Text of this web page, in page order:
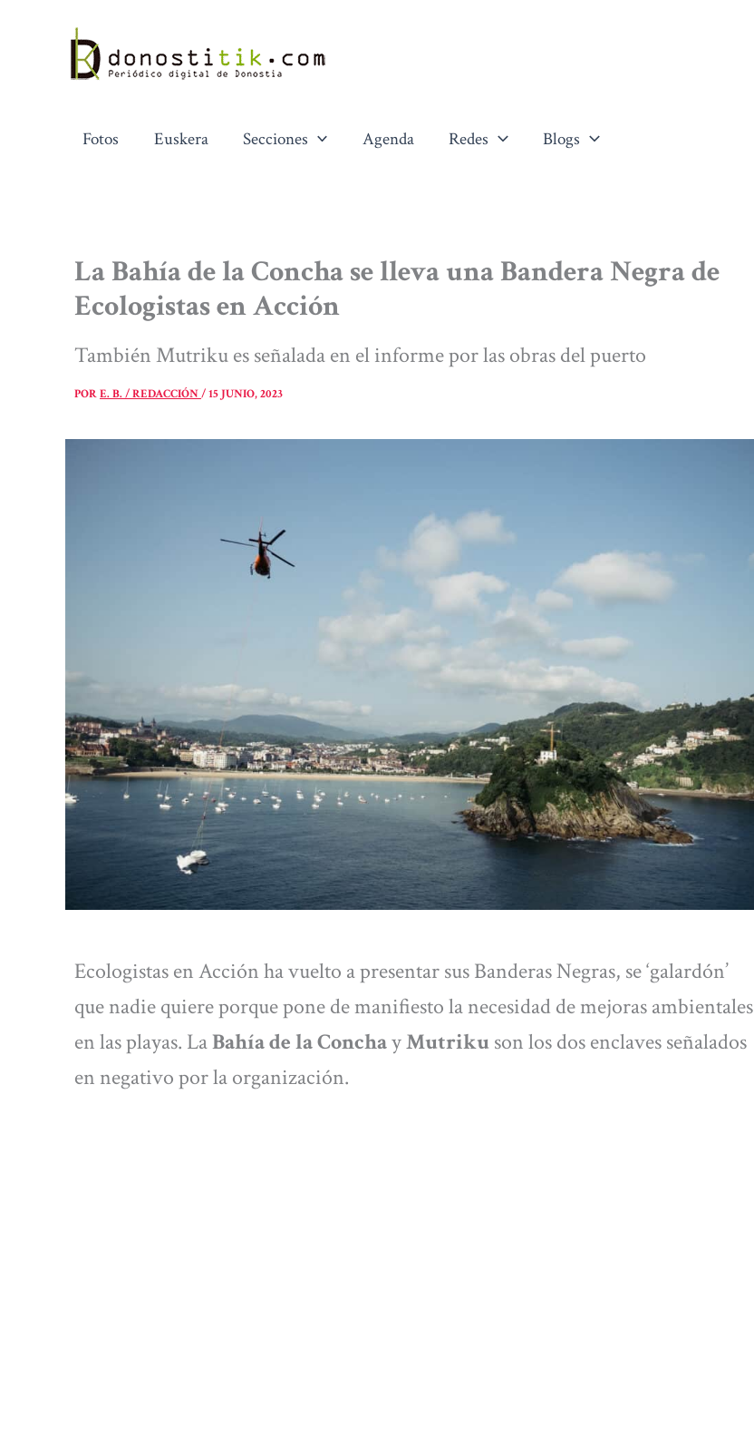
contenido
Fotos Euskera Secciones Agenda Redes Blogs
La Bahía de la Concha se lleva una Bandera Negra de
Ecologistas en Acción
También Mutriku es señalada en el informe por las obras del puerto
PORE. B. / REDACCIÓN/15 JUNIO, 2023
Ecologistas en Acción ha vuelto a presentar sus Banderas Negras, se ‘galardón’
que nadie quiere porque pone de manifiesto la necesidad de mejoras ambientales
en las playas. LaBahía de la ConchayMutrikuson los dos enclaves señalados
en negativo por la organización.